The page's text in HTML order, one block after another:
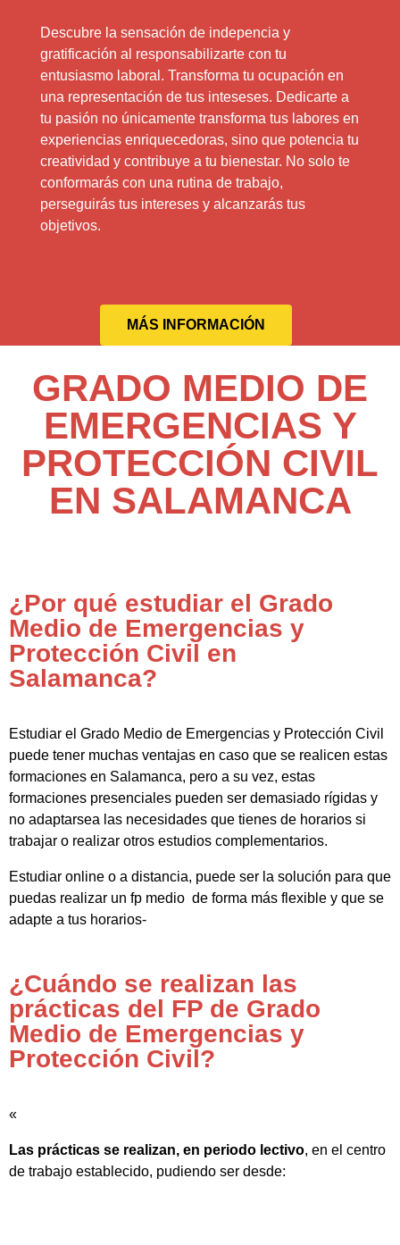
Descubre la sensación de indepencia y
gratificación al responsabilizarte con tu
entusiasmo laboral. Transforma tu ocupación en
una representación de tus inteseses. Dedicarte a
tu pasión no únicamente transforma tus labores en
experiencias enriquecedoras, sino que potencia tu
creatividad y contribuye a tu bienestar. No solo te
conformarás con una rutina de trabajo,
perseguirás tus intereses y alcanzarás tus
objetivos.
MÁS INFORMACIÓN
GRADO MEDIO DE
EMERGENCIAS Y
PROTECCIÓN CIVIL
EN SALAMANCA
¿Por qué estudiar el Grado
Medio de Emergencias y
Protección Civil en
Salamanca?
Estudiar el Grado Medio de Emergencias y Protección Civil
puede tener muchas ventajas en caso que se realicen estas
formaciones en Salamanca, pero a su vez, estas
formaciones presenciales pueden ser demasiado rígidas y
no adaptarsea las necesidades que tienes de horarios si
trabajar o realizar otros estudios complementarios.
Estudiar online o a distancia, puede ser la solución para que
puedas realizar un fp medio de forma más flexible y que se
adapte a tus horarios-
¿Cuándo se realizan las
prácticas del FP de Grado
Medio de Emergencias y
Protección Civil?
«
Las prácticas se realizan, en periodo lectivo, en el centro
de trabajo establecido, pudiendo ser desde: